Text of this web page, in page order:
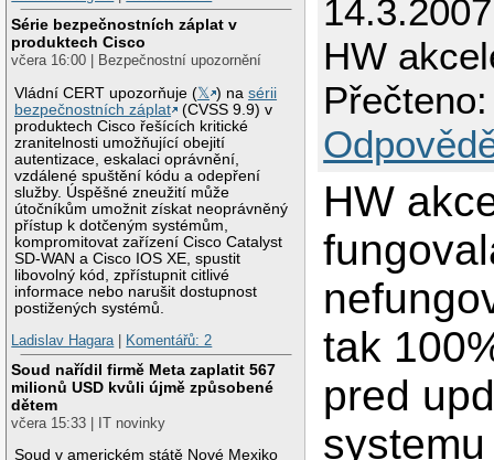
Série bezpečnostních záplat v
produktech Cisco
včera 16:00 | Bezpečnostní upozornění
Vládní CERT upozorňuje (𝕏 ) nasérii
bezpečnostních záplat
(CVSS 9.9) v
produktech Cisco řešících kritické
zranitelnosti umožňující obejití
autentizace, eskalaci oprávnění,
vzdálené spuštění kódu a odepření
služby. Úspěšné zneužití může
útočníkům umožnit získat neoprávněný
přístup k dotčeným systémům,
kompromitovat zařízení Cisco Catalyst
SD-WAN a Cisco IOS XE, spustit
libovolný kód, zpřístupnit citlivé
informace nebo narušit dostupnost
postižených systémů.
Ladislav Hagara| Komentářů: 2
Soud nařídil firmě Meta zaplatit 567
milionů USD kvůli újmě způsobené
dětem
včera 15:33 | IT novinky
Soud v americkém státě Nové Mexiko
HW
HW
tak
pred